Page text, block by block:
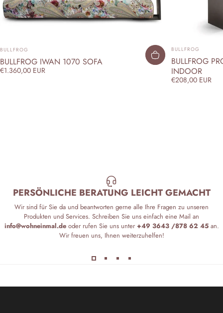
ANBIETER:
BULLFROG
BULLFROG IWAN 1070 SOFA
€1.360,00 EUR
ANBIETER:
BULLFROG
BULLFROG
INDOOR
€208,00 EUR
PERSÖNLICHE BERATUNG LEICHT GEMACHT
Wir sind für Sie da und beantworten gerne alle Ihre Fragen zu unseren
Produkten und Services. Schreiben Sie uns einfach eine Mail an
info@wohneinmal.deoder rufen Sie uns unter+49 3643 /878 62 45an.
Wir freuen uns, Ihnen weiterzuhelfen!